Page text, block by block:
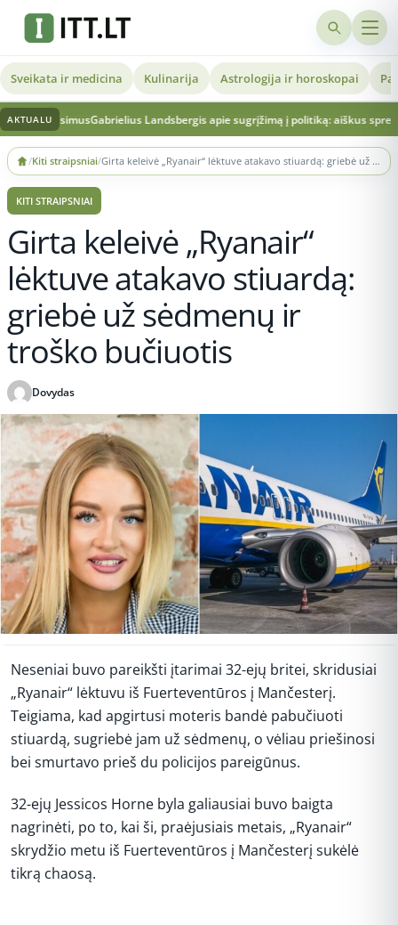
Sveikata ir medicina Kulinarija Astrologija ir horoskopai
AKTUALUGabrielius Landsbergis apie sugrįžimą į politiką: aiškus sprendimas ir
Skip
to
content
/Kiti straipsniai/ Girta keleivė „Ryanair“ lėktuve atakavo stiuardą: griebė už sėdmenų ir troško bučiuotis
KITI STRAIPSNIAI
Girta keleivė „Ryanair“
lėktuve atakavo stiuardą:
griebė už sėdmenų ir
troško bučiuotis
Dovydas
Neseniai buvo pareikšti įtarimai 32-ejų britei, skridusiai
„Ryanair“ lėktuvu iš Fuerteventūros į Mančesterį.
Teigiama, kad apgirtusi moteris bandė pabučiuoti
stiuardą, sugriebė jam už sėdmenų, o vėliau priešinosi
bei smurtavo prieš du policijos pareigūnus.
32-ejų Jessicos Horne byla galiausiai buvo baigta
nagrinėti, po to, kai ši, praėjusiais metais, „Ryanair“
skrydžio metu iš Fuerteventūros į Mančesterį sukėlė
tikrą chaosą.